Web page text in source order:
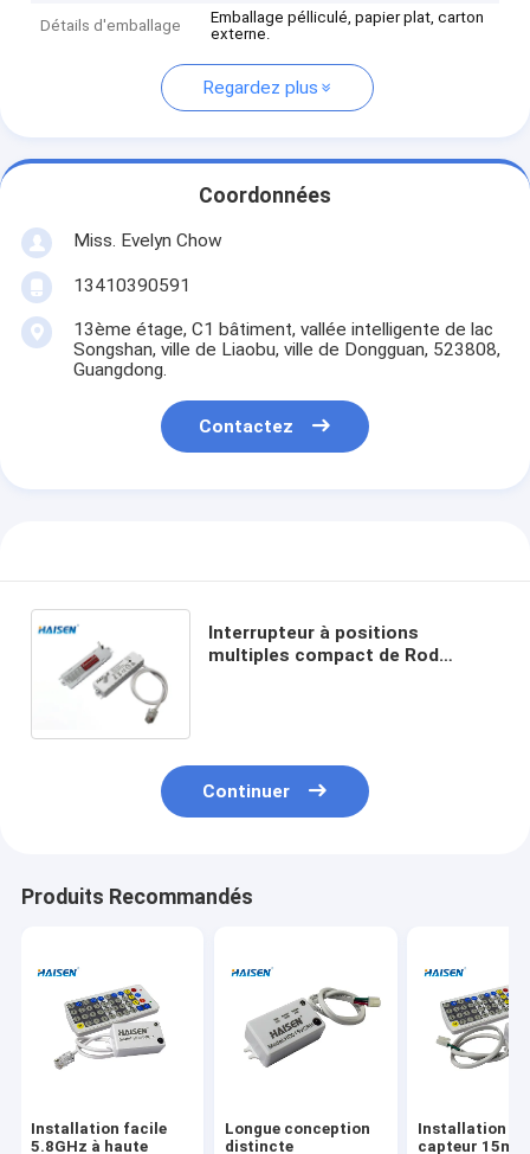
Détails d'emballage
Emballage pélliculé, papier plat, carton
externe.
Regardez plus
Coordonnées
Miss. Evelyn Chow
13410390591
13ème étage, C1 bâtiment, vallée intelligente de lac
Songshan, ville de Liaobu, ville de Dongguan, 523808,
Guangdong.
Contactez
Interrupteur à positions
multiples compact de Rod
Continuer
Produits Recommandés
Installation facile
5.8GHz à haute
Longue conception
distincte
Installation du
capteur 15m